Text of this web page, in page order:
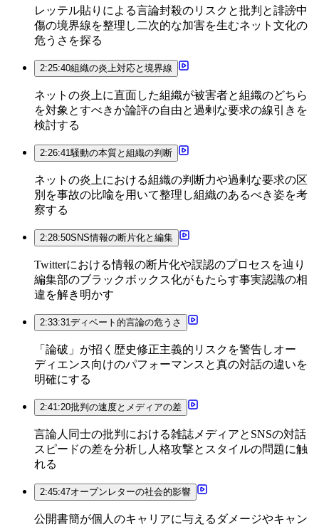
レッテル貼りによる言論封殺のリスクと批判と誹謗中
傷の境界線を整理し二次的な加害を生むネット文化の
危うさを探る
2:25:40組織の炎上対応と境界線
ネットの炎上に直面した組織が被害者と組織のどちら
を対象とすべきか論評の自由と過剰な要求の線引きを
検討する
2:26:41騒動の本質と組織の判断
ネットの炎上における組織の判断力や過剰な要求の区
別を事故の比喩を用いて整理し組織のあるべき姿を考
察する
2:28:50SNS情報の断片化と編集
Twitterにおける情報の断片化や誤認のプロセスを辿り
編集部のブラックボックス化がもたらす事実認識の相
違を解き明かす
2:33:31ディベート的言論の危うさ
「論破」が招く歴史修正主義的リスクを警告しオー
ディエンス向けのパフォーマンスと真の対話の違いを
明確にする
2:41:20批判の速度とメディアの差
言論人同士の批判における雑誌メディアとSNSの対話
スピードの差を分析し人格攻撃とスタイルの問題に触
れる
2:45:47オープンレターの社会的影響
公開書簡が個人のキャリアに与えるダメージやキャン